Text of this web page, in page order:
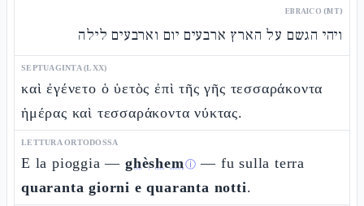
EBRAICO (MT)
ויהי הגשם על הארץ ארבעים יום וארבעים לילה
SEPTUAGINTA (LXX)
καὶ ἐγένετο ὁ ὑετὸς ἐπὶ τῆς γῆς τεσσαράκοντα
ἡμέρας καὶ τεσσαράκοντα νύκτας.
LETTURA ORTODOSSA
E la pioggia — ghèshemⓘ — fu sulla terra
quaranta giorni e quaranta notti.